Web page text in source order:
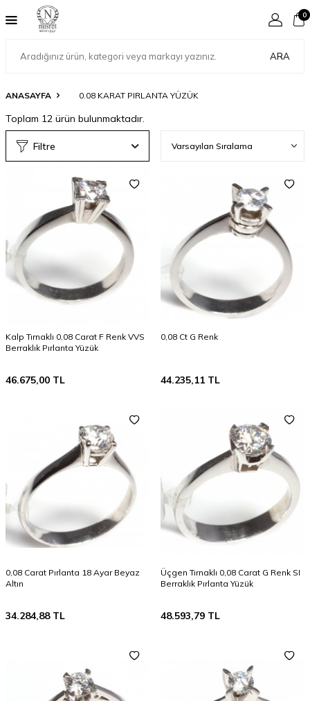
ARA
0
ANASAYFA 0.08 KARAT PIRLANTA YÜZÜK
Toplam 12 ürün bulunmaktadır.
Filtre
Kalp Tırnaklı 0,08 Carat F Renk VVS
Berraklık Pırlanta Yüzük
46.675,00 TL
0,08 Ct G Renk
44.235,11 TL
0,08 Carat Pırlanta 18 Ayar Beyaz
Altın
34.284,88TL
Üçgen Tırnaklı 0,08 Carat G Renk SI
Berraklık Pırlanta Yüzük
48.593,79 TL